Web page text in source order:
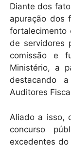
Diante dos
apuração dos
fortalecimento
de servidores
comissão e
Ministério, a
destacando
Auditores
Aliado a isso,
concurso
excedentes